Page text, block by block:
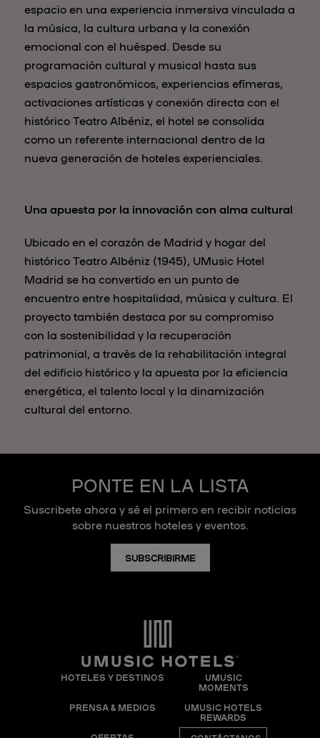
espacio en una experiencia inmersiva vinculada a
la música, la cultura urbana y la conexión
emocional con el huésped. Desde su
programación cultural y musical hasta sus
espacios gastronómicos, experiencias efímeras,
activaciones artísticas y conexión directa con el
histórico Teatro Albéniz, el hotel se consolida
como un referente internacional dentro de la
nueva generación de hoteles experienciales.
Una apuesta por la innovación con alma cultural
Ubicado en el corazón de Madrid y hogar del
histórico Teatro Albéniz (1945), UMusic Hotel
Madrid se ha convertido en un punto de
encuentro entre hospitalidad, música y cultura. El
proyecto también destaca por su compromiso
con la sostenibilidad y la recuperación
patrimonial, a través de la rehabilitación integral
del edificio histórico y la apuesta por la eficiencia
energética, el talento local y la dinamización
cultural del entorno.
PONTE EN LA LISTA
Suscribete ahora y sé el primero en recibir noticias
sobre nuestros hoteles y eventos.
SUBSCRIBIRME
HOTELES Y DESTINOS
UMUSIC
MOMENTS
PRENSA & MEDIOS
UMUSIC HOTELS
REWARDS